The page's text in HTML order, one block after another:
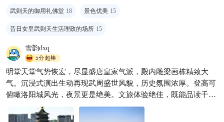
武则天理政的地方，夜景比白
天值
此生必驾318， 3372
武则天的御用礼佛堂 18 景色优美 15
昔日女皇武则天生活理政的场所 15
雪韵dxq
5分超棒
明堂天堂气势恢宏，尽显盛唐皇家气派，殿内雕梁画栋精致大
气。沉浸式演出生动再现武周盛世风貌，历史氛围浓厚。登高可
俯瞰洛阳城风光，夜景更是绝美。文旅体验绝佳，既能品读千年
古都底蕴，又能沉浸式梦回神都，游玩体验极佳，来洛阳游玩必
打卡此地。